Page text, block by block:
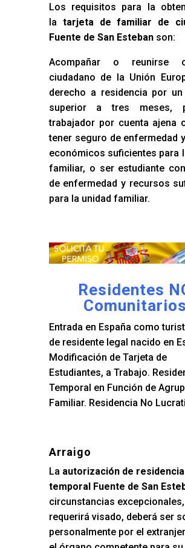
Los requisitos para la
la tarjeta de familiar de
Fuente de San Esteban son:
Acompañar o reunirse
ciudadano de la Unión
derecho a residencia por
superior a tres meses,
trabajador por cuenta ajena
tener seguro de enfermedad
económicos suficientes para
familiar, o ser estudiante
de enfermedad y recursos
para la unidad familiar.
Residentes
Comunitarios
Entrada en España como
de residente legal nacido en
Modificación de Tarjeta de
Estudiantes, a Trabajo.
Temporal en Función de
Familiar. Residencia No
Arraigo
La autorización de residencia
temporal Fuente de San
circunstancias
requerirá visado, deberá ser
personalmente por el